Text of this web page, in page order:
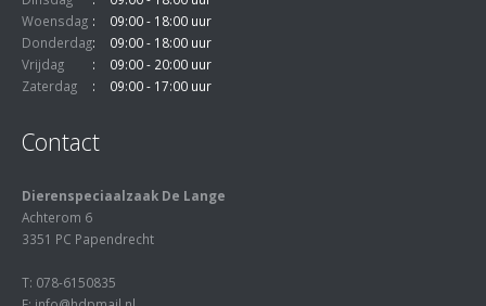
Woensdag
09:00 - 18:00 uur
Donderdag
09:00 - 18:00 uur
Vrijdag
09:00 - 20:00 uur
Zaterdag
09:00 - 17:00 uur
Contact
Dierenspeciaalzaak De Lange
Achterom 6
3351 PC Papendrecht
T: 078-6150835